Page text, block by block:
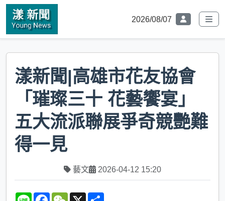
2026/08/07
漾新聞|高雄市花友協會
「璀璨三十 花藝饗宴」
五大流派聯展爭奇競艷難
得一見
藝文 2026-04-12 15:20
L
F
W
X